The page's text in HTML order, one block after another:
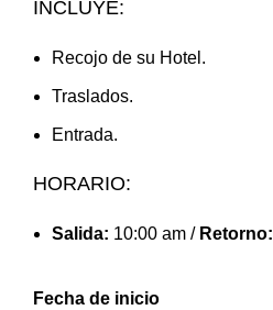
INCLUYE:
Recojo de su Hotel.
Traslados.
Entrada.
HORARIO:
Salida: 10:00 am / Retorno:
Fecha de inicio